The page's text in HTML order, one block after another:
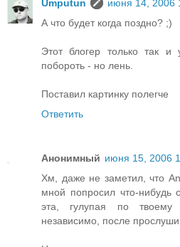
Umputun
июня 14, 2006
А что будет когда поздно? ;)
Этот блогер только так
побороть - но лень.
Поставил картинку полегче
Ответить
Анонимный июня 15, 2006
Хм, даже не заметил, что
мной попросил что-нибудь
эта, гулупая по
независимо, после